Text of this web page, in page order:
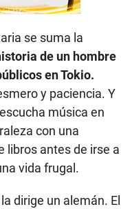
se suma la
de un hombre
en Tokio.
y paciencia. Y
música en
con una
libros antes de irse a
vida frugal.
dirige un alemán. El